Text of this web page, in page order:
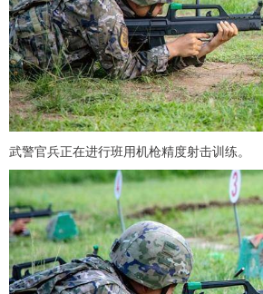
武警官兵正在进行班用机枪精度射击训练。